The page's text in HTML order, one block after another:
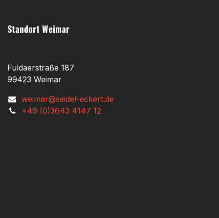
Standort Weimar
Fuldaerstraße 187
99423 Weimar
weimar@seidel-eckert.de
+49 (0)3643 4147 12